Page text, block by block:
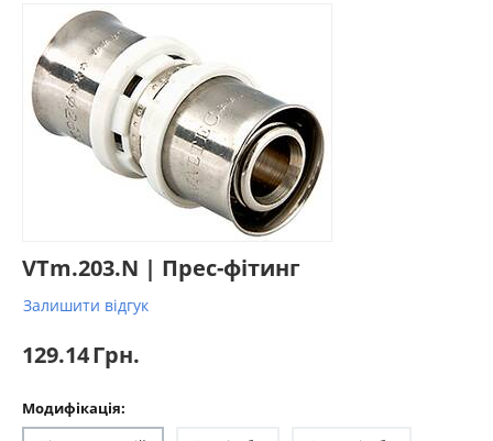
VTm.203.N | Прес-фітинг
Залишити відгук
129.14Грн.
Модифікація: